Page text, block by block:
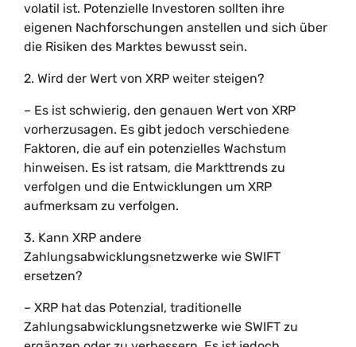
volatil ist. Potenzielle Investoren sollten ihre
eigenen Nachforschungen anstellen und sich über
die Risiken des Marktes bewusst sein.
2. Wird der Wert von XRP weiter steigen?
– Es ist schwierig, den genauen Wert von XRP
vorherzusagen. Es gibt jedoch verschiedene
Faktoren, die auf ein potenzielles Wachstum
hinweisen. Es ist ratsam, die Markttrends zu
verfolgen und die Entwicklungen um XRP
aufmerksam zu verfolgen.
3. Kann XRP andere
Zahlungsabwicklungsnetzwerke wie SWIFT
ersetzen?
– XRP hat das Potenzial, traditionelle
Zahlungsabwicklungsnetzwerke wie SWIFT zu